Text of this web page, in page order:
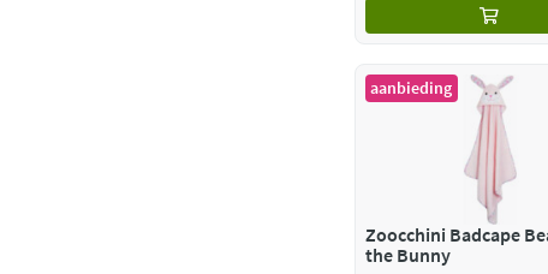
aanbieding
Zoocchini Badcape
the Bunny